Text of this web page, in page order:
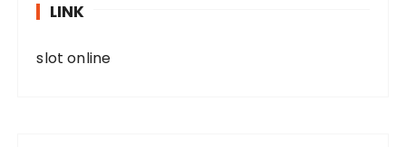
LINK
slot online